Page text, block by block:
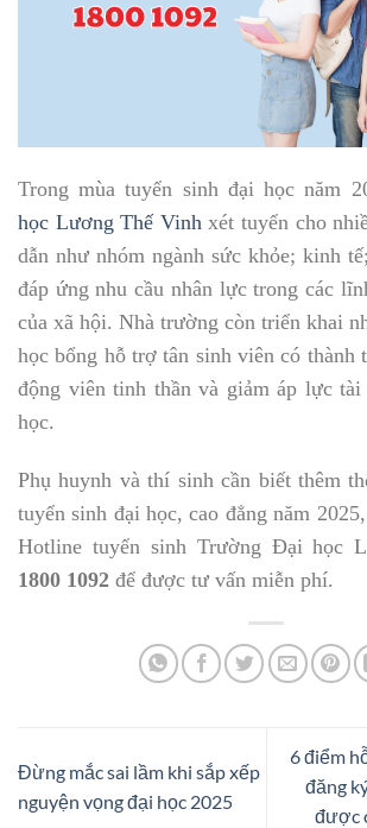
Trong mùa tuyển sinh đại học năm
học Lương Thế Vinhxét tuyển cho
dẫn như nhóm ngành sức khỏe; kinh
đáp ứng nhu cầu nhân lực trong các
của xã hội. Nhà trường còn triển khai
học bổng hỗ trợ tân sinh viên có thành
động viên tinh thần và giảm áp lực
học.
Phụ huynh và thí sinh cần biết thêm
tuyển sinh đại học, cao đẳng năm
Hotline tuyển sinh Trường Đại học
1800 1092 để được tư vấn miễn phí.
Đừng mắc sai lầm khi sắp xếp
nguyện vọng đại học 2025
6 điểm
đăng
được